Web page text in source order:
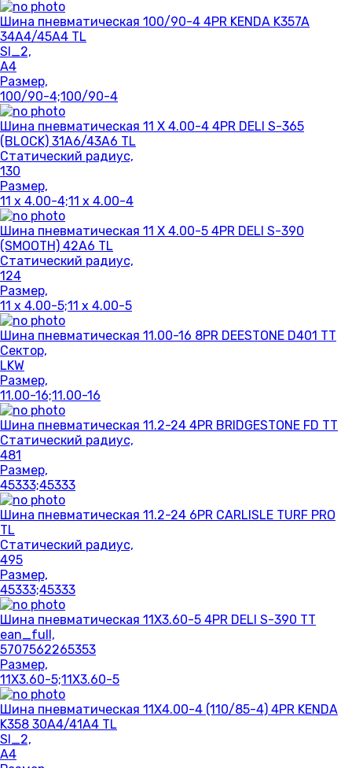
Шина пневматическая 100/90-4 4PR KENDA K357A
34A4/45A4 TL
SI_2,
A4
Размер,
100/90-4;100/90-4
Шина пневматическая 11 X 4.00-4 4PR DELI S-365
(BLOCK) 31A6/43A6 TL
Статический радиус,
130
Размер,
11 x 4.00-4;11 x 4.00-4
Шина пневматическая 11 X 4.00-5 4PR DELI S-390
(SMOOTH) 42A6 TL
Статический радиус,
124
Размер,
11 x 4.00-5;11 x 4.00-5
Шина пневматическая 11.00-16 8PR DEESTONE D401 TT
Сектор,
LKW
Размер,
11.00-16;11.00-16
Шина пневматическая 11.2-24 4PR BRIDGESTONE FD TT
Статический радиус,
481
Размер,
45333;45333
Шина пневматическая 11.2-24 6PR CARLISLE TURF PRO
TL
Статический радиус,
495
Размер,
45333;45333
Шина пневматическая 11X3.60-5 4PR DELI S-390 TT
ean_full,
5707562265353
Размер,
11X3.60-5;11X3.60-5
Шина пневматическая 11X4.00-4 (110/85-4) 4PR KENDA
K358 30A4/41A4 TL
SI_2,
A4